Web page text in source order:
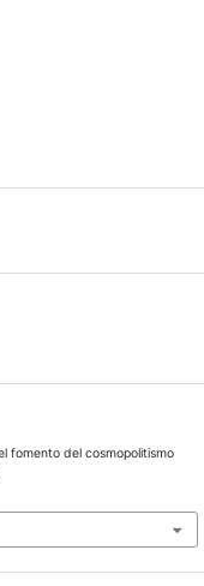
fomento del cosmopolitismo